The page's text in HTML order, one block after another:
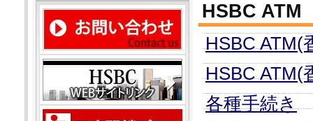
HSBC ATM
HSBC ATM(
HSBC ATM(
各種手続き